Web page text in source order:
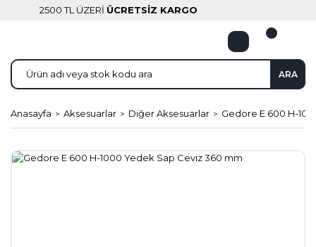
2500 TL ÜZERİ ÜCRETSİZ KARGO
ARA
Anasayfa Aksesuarlar Diğer Aksesuarlar Gedore E 600 H-